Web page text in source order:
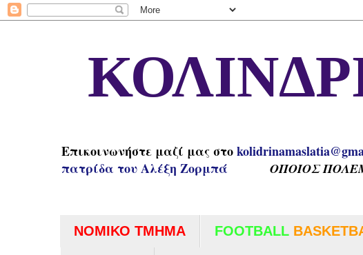
Επικοινωνήστε μαζί μας στο
πατρίδα του Αλέξη Ζορμπά
ΟΠΟΙΟΣ
ΝΟΜΙΚΟ ΤΜΗΜΑ FOOTBALL